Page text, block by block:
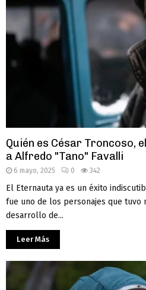
Quién es César Troncoso,
a Alfredo "Tano" Favalli
6 mayo, 2025 0 342
El Eternauta ya es un éxito
fue uno de los personajes que tuvo
desarrollo de...
Leer Más